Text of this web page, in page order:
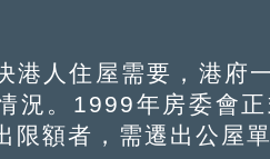
人住屋需要，港府一
況。1999年房委會
限額者，需遷出公屋單